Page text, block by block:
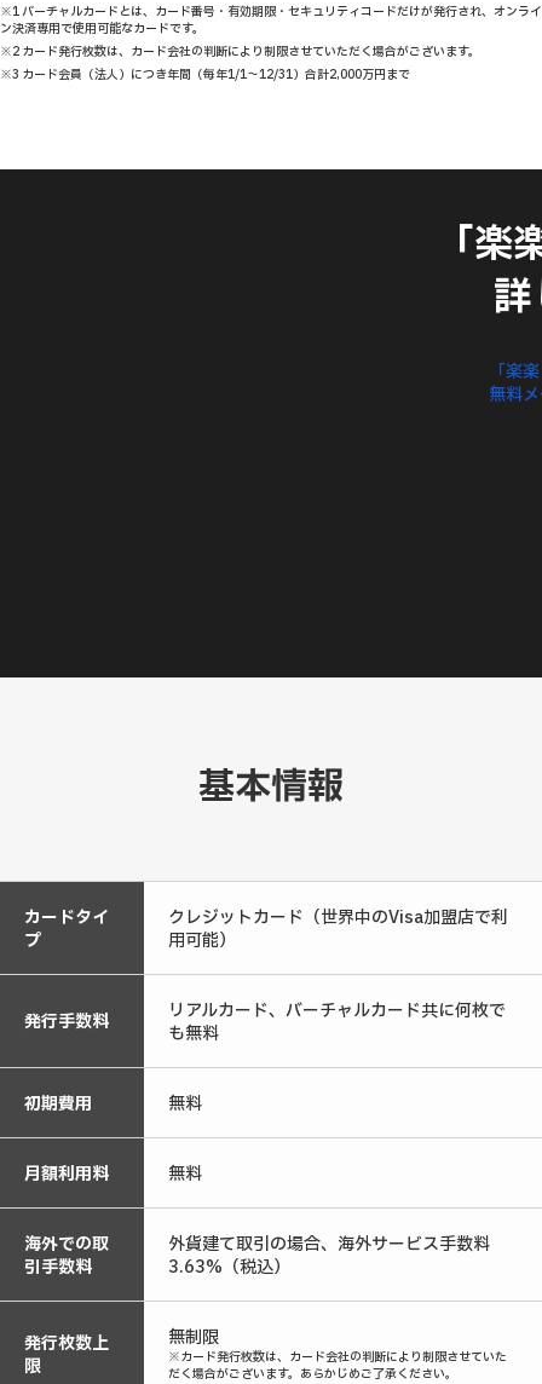
※1 バーチャルカードとは、カード番号・有効期限・セキュリティコードだけが発行され、オンライ
ン決済専用で使用可能なカードです。
※2 カード発行枚数は、カード会社の判断により制限させていただく場合がございます。
※3 カード会員（法人）につき年間（毎年1/1～12/31）合計2,000万円まで
「
「楽
無料
基本情報
カードタイ
プ
クレジットカード（世界中のVisa加盟店で利
用可能）
発行手数料
リアルカード、バーチャルカード共に何枚で
も無料
初期費用 無料
月額利用料 無料
海外での取
引手数料
外貨建て取引の場合、海外サービス手数料
3.63%（税込）
発行枚数上
限
無制限
※カード発行枚数は、カード会社の判断により制限させていた
だく場合がございます。あらかじめご了承ください。